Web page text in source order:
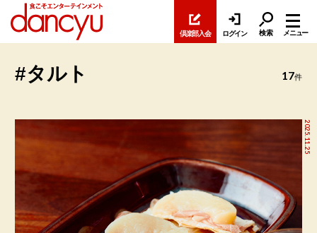
倶楽部入会 ログイン 検索 メニュー
#タルト 17件
2025.11.25